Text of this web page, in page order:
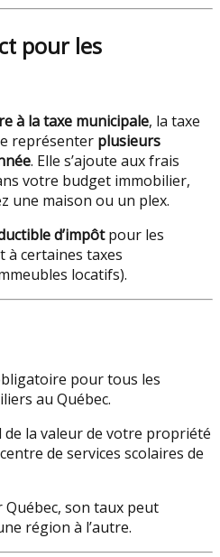
pour les
à la taxe municipale, la taxe
représenter plusieurs
. Elle s’ajoute aux frais
votre budget immobilier,
une maison ou un plex.
d’impôtpour les
certaines taxes
locatifs).
pour tous les
au Québec.
la valeur de votre propriété
de services scolaires de
Québec, son taux peut
région à l’autre.